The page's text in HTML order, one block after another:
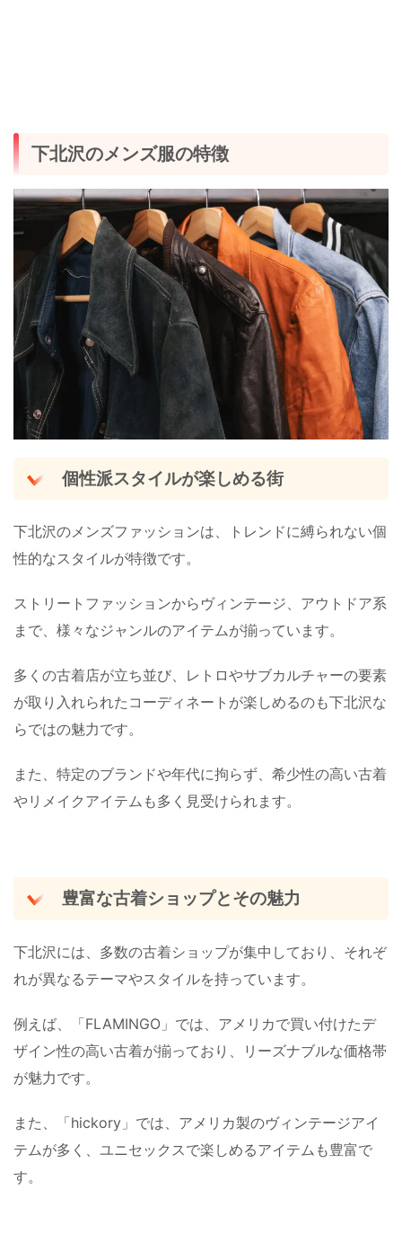
下北沢のメンズ服の特徴
個性派スタイルが楽しめる街
下北沢のメンズファッションは、トレンドに縛られない個
性的なスタイルが特徴です。
ストリートファッションからヴィンテージ、アウトドア系
まで、様々なジャンルのアイテムが揃っています。
多くの古着店が立ち並び、レトロやサブカルチャーの要素
が取り入れられたコーディネートが楽しめるのも下北沢な
らではの魅力です。
また、特定のブランドや年代に拘らず、希少性の高い古着
やリメイクアイテムも多く見受けられます。
豊富な古着ショップとその魅力
下北沢には、多数の古着ショップが集中しており、それぞ
れが異なるテーマやスタイルを持っています。
例えば、「FLAMINGO」では、アメリカで買い付けたデ
ザイン性の高い古着が揃っており、リーズナブルな価格帯
が魅力です。
また、「hickory」では、アメリカ製のヴィンテージアイ
テムが多く、ユニセックスで楽しめるアイテムも豊富で
す。